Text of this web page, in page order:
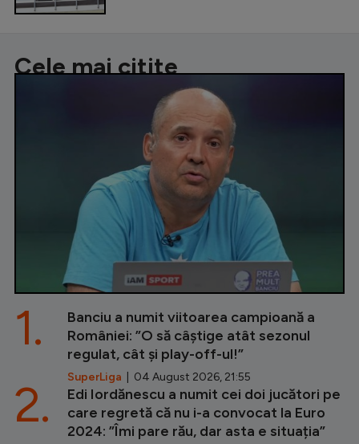
Cele mai citite
Banciu a numit viitoarea campioană a
României: ”O să câștige atât sezonul
regulat, cât și play-off-ul!”
SuperLiga | 04 August 2026, 21:55
1.
Edi Iordănescu a numit cei doi jucători pe
care regretă că nu i-a convocat la Euro
2024: ”Îmi pare rău, dar asta e situația”
2.